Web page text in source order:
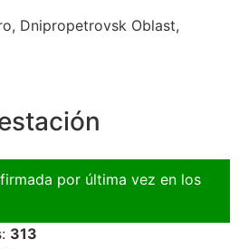
Dnipropetrovsk Oblast,
por última vez en los
313